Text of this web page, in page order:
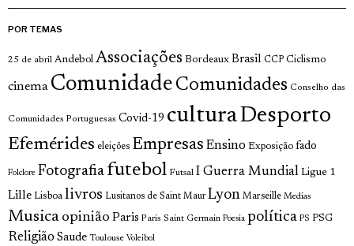
POR TEMAS
25 de abril Andebol Associações Bordeaux Brasil CCP Ciclismo
cinema Comunidade Comunidades Conselho das
Comunidades Portuguesas Covid-19 culturaDesporto
Efemérides eleições Empresas Ensino Exposição fado
Folclore Fotografia futebol Futsal I Guerra Mundial Ligue 1
Lille Lisboa livros Lusitanos de Saint Maur Lyon Marseille Medias
Musica opinião Paris Paris Saint Germain Poesia política PS PSG
Religião Saude Toulouse Voleibol